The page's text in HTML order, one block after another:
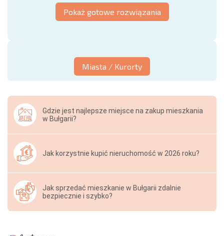
Pokaż gotowe rozwiązania
Miasta / Kurorty
Gdzie jest najlepsze miejsce na zakup mieszkania
w Bułgarii?
Jak korzystnie kupić nieruchomość w 2026 roku?
Jak sprzedać mieszkanie w Bułgarii zdalnie
bezpiecznie i szybko?